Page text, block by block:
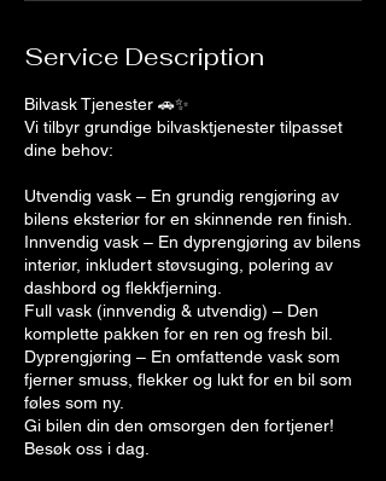
Service Description
Bilvask Tjenester 🚗✨
Vi tilbyr grundige bilvasktjenester tilpasset
dine behov:
Utvendig vask – En grundig rengjøring av
bilens eksteriør for en skinnende ren finish.
Innvendig vask – En dyprengjøring av bilens
interiør, inkludert støvsuging, polering av
dashbord og flekkfjerning.
Full vask (innvendig & utvendig) – Den
komplette pakken for en ren og fresh bil.
Dyprengjøring – En omfattende vask som
fjerner smuss, flekker og lukt for en bil som
føles som ny.
Gi bilen din den omsorgen den fortjener!
Besøk oss i dag.